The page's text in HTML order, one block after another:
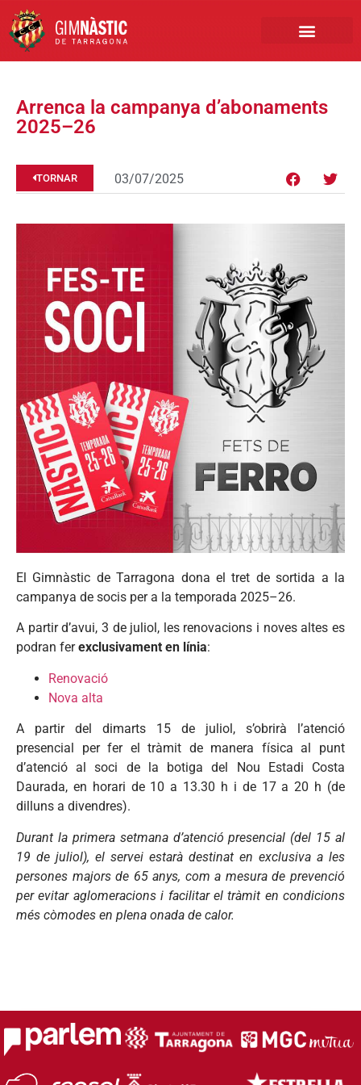
Arrenca la campanya d’abonaments
2025–26
TORNAR 03/07/2025
El Gimnàstic de Tarragona dona el tret de sortida a la
campanya de socis per a la temporada 2025–26.
A partir d’avui, 3 de juliol, les renovacions i noves altes es
podran ferexclusivament en línia:
Renovació
Nova alta
A partir del dimarts 15 de juliol, s’obrirà l’atenció
presencial per fer el tràmit de manera física al punt
d’atenció al soci de la botiga del Nou Estadi Costa
Daurada, en horari de 10 a 13.30 h i de 17 a 20 h (de
dilluns a divendres).
Durant la primera setmana d’atenció presencial (del 15 al
19 de juliol), el servei estarà destinat en exclusiva a les
persones majors de 65 anys, com a mesura de prevenció
per evitar aglomeracions i facilitar el tràmit en condicions
més còmodes en plena onada de calor.